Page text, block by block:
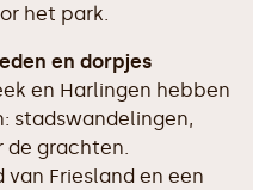
het park.
en dorpjes
en Harlingen hebben
stadswandelingen,
de grachten.
Friesland en een